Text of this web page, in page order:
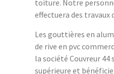
toiture. Notre
effectuera des travaux
Les gouttières en
de rive en pvc
la société Couvreur 44
supérieure et